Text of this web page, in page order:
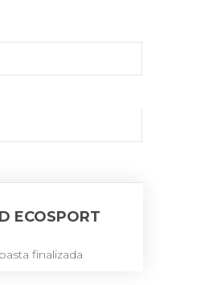
ECOSPORT
finalizada